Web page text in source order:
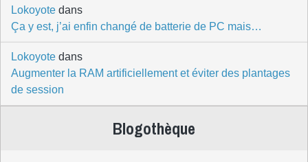
Lokoyote dans
Ça y est, j’ai enfin changé de batterie de PC mais…
Lokoyote dans
Augmenter la RAM artificiellement et éviter des plantages
de session
Blogothèque